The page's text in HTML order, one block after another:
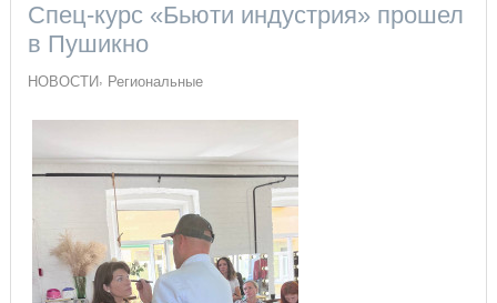
Спец-курс «Бьюти индустрия» прошел
в Пушикно
НОВОСТИ Региональные